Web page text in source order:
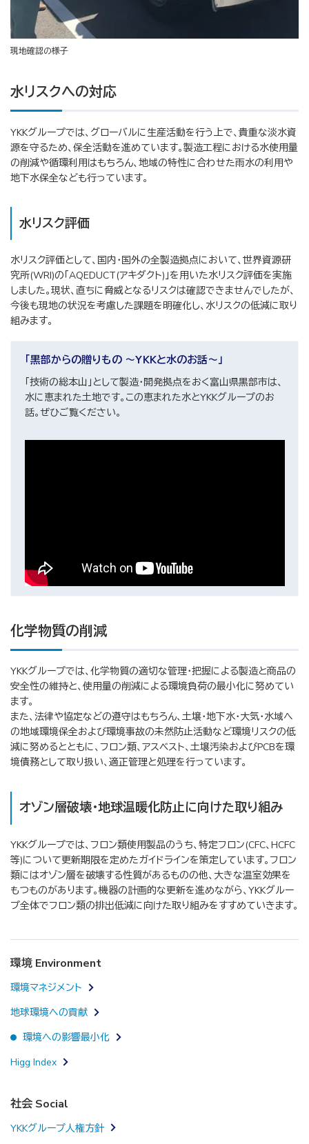
現地確認の様子
水リスクへの対応
YKKグループでは、グローバルに生産活動を行う上で、貴重な淡水資
源を守るため、保全活動を進めています。製造工程における水使用量
の削減や循環利用はもちろん、地域の特性に合わせた雨水の利用や
地下水保全なども行っています。
水リスク評価
水リスク評価として、国内・国外の全製造拠点において、世界資源研
究所(WRI)の「AQEDUCT(アキダクト)」を用いた水リスク評価を実施
しました。現状、直ちに脅威となるリスクは確認できませんでしたが、
今後も現地の状況を考慮した課題を明確化し、水リスクの低減に取り
組みます。
「黒部からの贈りもの ～YKKと水のお話～」
「技術の総本山」として製造・開発拠点をおく富山県黒部市は、
水に恵まれた土地です。この恵まれた水とYKKグループのお
話。ぜひご覧ください。
化学物質の削減
YKKグループでは、化学物質の適切な管理・把握による製造と商品の
安全性の維持と、使用量の削減による環境負荷の最小化に努めてい
ます。
また、法律や協定などの遵守はもちろん、土壌・地下水・大気・水域へ
の地域環境保全および環境事故の未然防止活動など環境リスクの低
減に努めるとともに、フロン類、アスベスト、土壌汚染およびPCBを環
境債務として取り扱い、適正管理と処理を行っています。
オゾン層破壊・地球温暖化防止に向けた取り組み
YKKグループでは、フロン類使用製品のうち、特定フロン(CFC、HCFC
等)について更新期限を定めたガイドラインを策定しています。フロン
類にはオゾン層を破壊する性質があるものの他、大きな温室効果を
もつものがあります。機器の計画的な更新を進めながら、YKKグルー
プ全体でフロン類の排出低減に向けた取り組みをすすめていきます。
環境 Environment
環境マネジメント
地球環境への貢献
環境への影響最小化
Higg Index
社会 Social
YKKグループ人権方針